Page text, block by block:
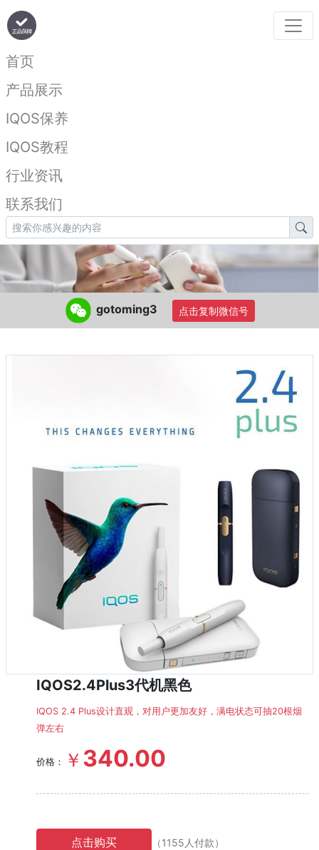
首页
产品展示
IQOS保养
IQOS教程
行业资讯
联系我们
IQOS2.4Plus3代机黑色
IQOS 2.4 Plus设计直观，对用户更加友好，满电状态可抽20根烟
弹左右
价格： ￥ 340.00
点击购买 （1155人付款）
gotoming3 点击复制微信号